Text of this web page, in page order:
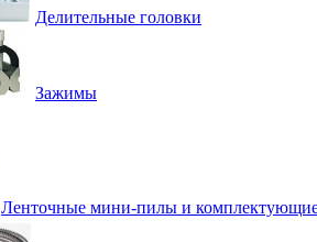
Делительные головки
Зажимы
Ленточные мини-пилы и